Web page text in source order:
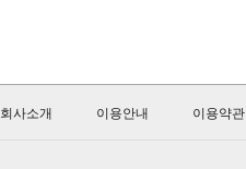
회사소개 이용안내 이용약관